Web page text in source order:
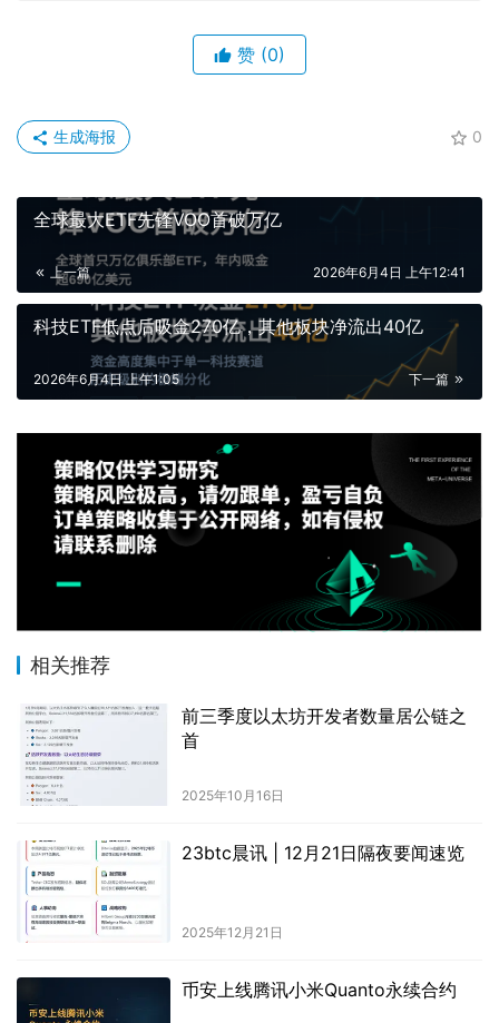
赞 (0)
0
生成海报
全球最大ETF先锋VOO首破万亿
上一篇 2026年6月4日 上午12:41
科技ETF低点后吸金270亿，其他板块净流出40亿
下一篇
2026年6月4日 上午1:05
相关推荐
前三季度以太坊开发者数量居公链之
首
2025年10月16日
23btc晨讯 | 12月21日隔夜要闻速览
2025年12月21日
币安上线腾讯小米Quanto永续合约